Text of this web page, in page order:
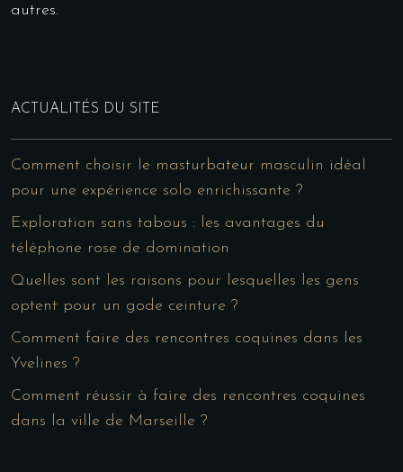
autres.
ACTUALITÉS DU SITE
Comment choisir le masturbateur masculin idéal
pour une expérience solo enrichissante ?
Exploration sans tabous : les avantages du
téléphone rose de domination
Quelles sont les raisons pour lesquelles les gens
optent pour un gode ceinture ?
Comment faire des rencontres coquines dans les
Yvelines ?
Comment réussir à faire des rencontres coquines
dans la ville de Marseille ?